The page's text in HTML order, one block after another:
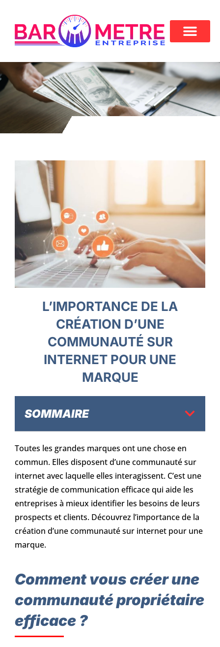
L’IMPORTANCE DE LA
CRÉATION D’UNE
COMMUNAUTÉ SUR
INTERNET POUR UNE
MARQUE
SOMMAIRE
Toutes les grandes marques ont une chose en
commun. Elles disposent d’une communauté sur
internet avec laquelle elles interagissent. C’est une
stratégie de communication efficace qui aide les
entreprises à mieux identifier les besoins de leurs
prospects et clients. Découvrez l’importance de la
création d’une communauté sur internet pour une
marque.
Comment vous créer une
communauté propriétaire
efficace ?